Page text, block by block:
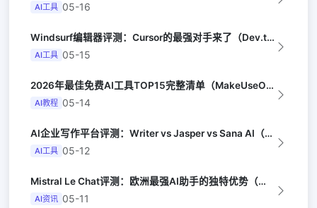
AI工具 05-16
Windsurf编辑器评测：Cursor的最强对手来了（Dev.to）
AI工具 05-15
2026年最佳免费AI工具TOP15完整清单（MakeUseOf）
AI教程 05-14
AI企业写作平台评测：Writer vs Jasper vs Sana AI（G...
AI工具 05-12
Mistral Le Chat评测：欧洲最强AI助手的独特优势（Wired UK...
AI资讯 05-11